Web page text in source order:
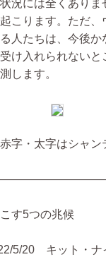
況には全くありま
こります。ただ
人たちは、今後か
け入れられないと
します。
字・太字はシャン
す5つの兆候
5/20 キット・ナ